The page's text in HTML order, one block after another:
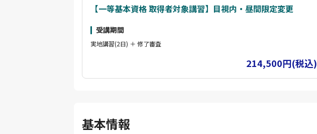
【一等基本資格 取得者対象講習】目視内・昼間限定変更
受講期間
実地講習(2日) ＋ 修了審査
214,500円(税込)
基本情報